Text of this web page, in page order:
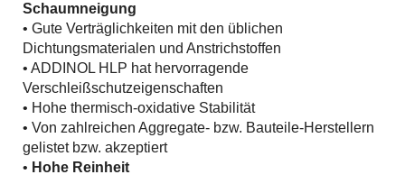
Schaumneigung
• Gute Verträglichkeiten mit den üblichen
Dichtungsmaterialen und Anstrichstoffen
• ADDINOL HLP hat hervorragende
Verschleißschutzeigenschaften
• Hohe thermisch-oxidative Stabilität
• Von zahlreichen Aggregate- bzw. Bauteile-Herstellern
gelistet bzw. akzeptiert
• Hohe Reinheit